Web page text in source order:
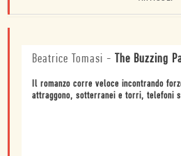
Beatrice Tomasi - The Buzzing
Il romanzo corre veloce incontrando
attraggono, sotterranei e torri, telefoni